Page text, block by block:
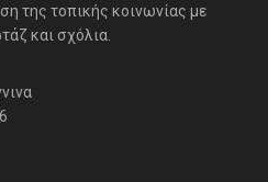
της τοπικής κοινωνίας με
και σχόλια.